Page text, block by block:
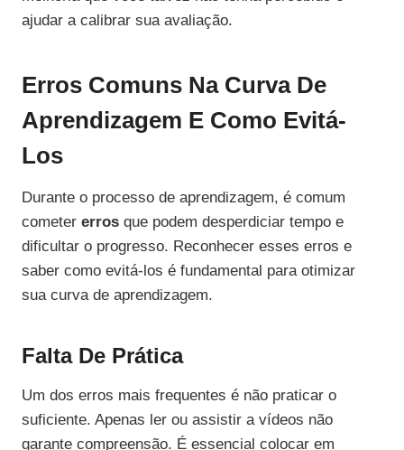
ajudar a calibrar sua avaliação.
Erros Comuns Na Curva De
Aprendizagem E Como Evitá-
Los
Durante o processo de aprendizagem, é comum
cometer erros que podem desperdiciar tempo e
dificultar o progresso. Reconhecer esses erros e
saber como evitá-los é fundamental para otimizar
sua curva de aprendizagem.
Falta De Prática
Um dos erros mais frequentes é não praticar o
suficiente. Apenas ler ou assistir a vídeos não
garante compreensão. É essencial colocar em